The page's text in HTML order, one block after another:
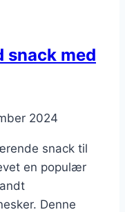
snack med
2024
snack til
en populær
Denne